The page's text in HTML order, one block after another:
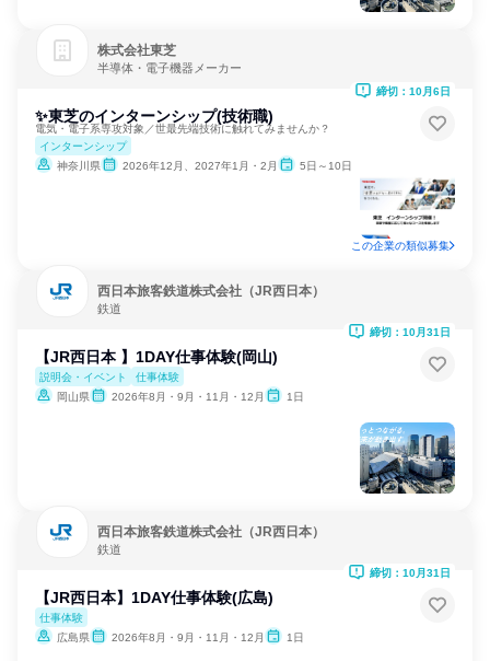
株式会社東芝
半導体・電子機器メーカー
✨東芝のインターンシップ(技術職)
電気・電子系専攻対象／世最先端技術に触れてみませんか？
インターンシップ
神奈川県
2026年12月、2027年1月・2月 5日～10日
締切：10月6日
この企業の類似募集
西日本旅客鉄道株式会社（JR西日本）
鉄道
【JR西日本 】1DAY仕事体験(岡山)
説明会・イベント
仕事体験
岡山県
2026年8月・9月・11月・12月 1日
締切：10月31日
西日本旅客鉄道株式会社（JR西日本）
鉄道
【JR西日本】1DAY仕事体験(広島)
仕事体験
広島県
2026年8月・9月・11月・12月 1日
締切：10月31日